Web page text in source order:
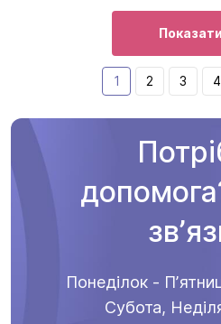
1 2 3 4
Понеділок -
Субота,